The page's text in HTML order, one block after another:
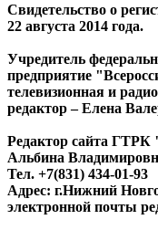
Свидетельство о
22 августа 2014 года.
Учредитель
предприятие
телевизионная и
редактор – Елена
Редактор сайта
Альбина
Тел. +7(831) 434-01-93
Адрес: г.Нижний
электронной почты